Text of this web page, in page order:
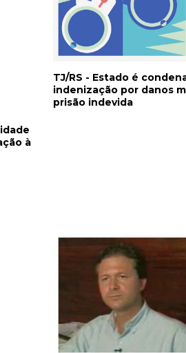
à
TJ/RS - Estado é
indenização por danos
prisão indevida